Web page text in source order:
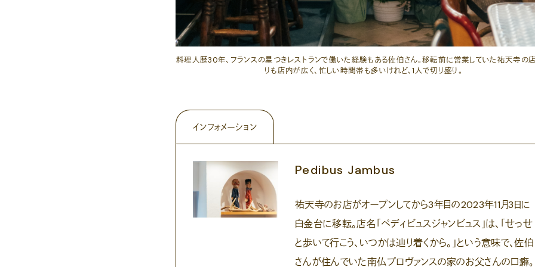
料理人歴30年、フランスの星つきレストランで働いた経験もある佐伯さん。移転前に営業していた祐天寺の
りも店内が広く、忙しい時間帯も多いけれど、1人で切り盛り。
インフォメーション
Pedibus Jambus
祐天寺のお店がオープンしてから3年目の2023年11月3日に
白金台に移転。店名「ペディビュスジャンビュス」は、「せっせ
と歩いて行こう、いつかは辿り着くから。」という意味で、佐伯
さんが住んでいた南仏プロヴァンスの家のお父さんの口癖。